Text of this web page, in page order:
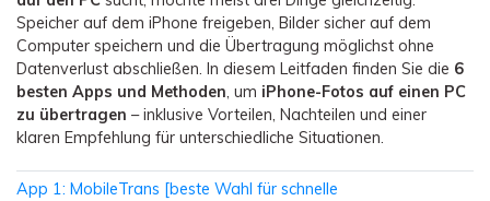
Speicher auf dem iPhone freigeben, Bilder sicher auf dem
Computer speichern und die Übertragung möglichst ohne
Datenverlust abschließen. In diesem Leitfaden finden Sie die 6
besten Apps und Methoden , um iPhone-Fotos auf einen PC
zu übertragen – inklusive Vorteilen, Nachteilen und einer
klaren Empfehlung für unterschiedliche Situationen.
App 1: MobileTrans [beste Wahl für schnelle